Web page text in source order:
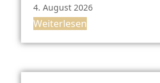
4. August 2026
Weiterlesen